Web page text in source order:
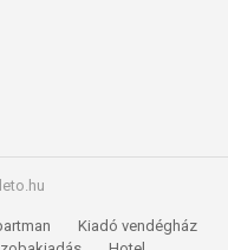
Kiadó vendégház